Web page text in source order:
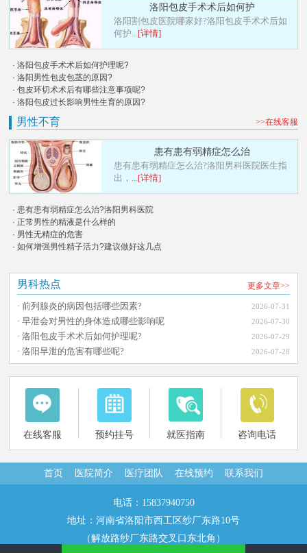
洛阳包皮手术术后如何护
洛阳割包皮医院哪家好?洛阳包皮手术术后如
何护... [详情]
· 洛阳包皮手术术后如何护理呢?
· 洛阳男性包皮包茎的原因?
· 包皮环切术术后有哪些注意事项呢?
· 洛阳包皮过长影响男性生育的原因?
男性不育 >>在线客服
患有患有弱精症怎么治
患有患有弱精症怎么治?洛阳男科医院医生指
出，... [详情]
· 患有患有弱精症怎么治?洛阳男科医院
· 正常男性的精液是什么样的
· 男性无精症的危害
· 如何增强男性精子活力?建议做好这几点
男科热点 更多文章>>
· 前列腺炎的病因包括哪些因素? 2026-07-31
· 早泄会对男性的身体造成哪些影响呢 2026-07-30
· 洛阳包皮手术术后如何护理呢? 2026-07-29
· 洛阳早泄的危害有哪些呢? 2026-07-28
在线客服 预约挂号 就医指南 咨询电话
首页 医院简介 医疗团队 在线预约 联系我们
电话：15837940750
地址：河南省洛阳市西工区纱厂东路10号
（解放路纱厂东路交叉口东北角）